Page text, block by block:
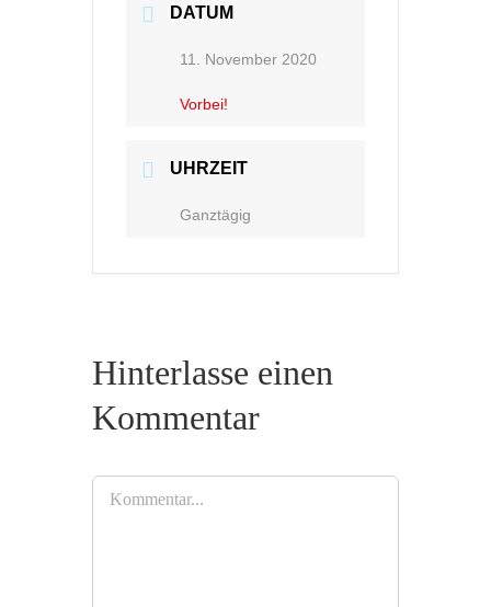
DATUM
11. November 2020
Vorbei!
UHRZEIT
Ganztägig
Hinterlasse einen
Kommentar
Kommentar